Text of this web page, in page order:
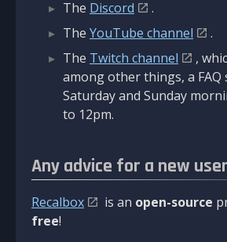
The Discord
.
The YouTube channel
.
The Twitch channel
,
among other things, a FAQ
Saturday and Sunday
to 12pm.
Any advice for a new
Recalbox is an open-source
free!